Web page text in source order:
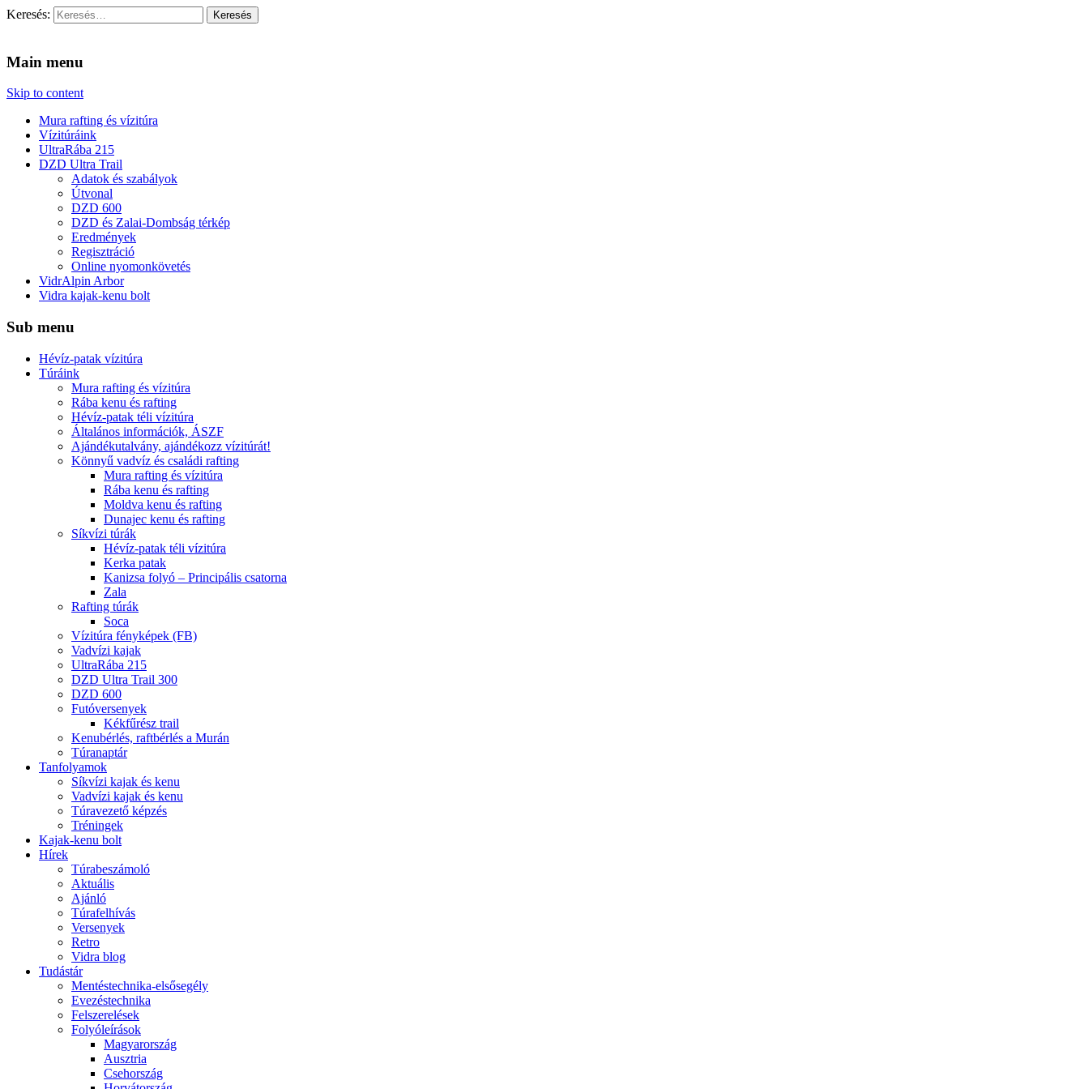
Keresés:
Main menu
Skip to content
Mura rafting és vízitúra
Vízitúráink
UltraRába 215
DZD Ultra Trail
Adatok és szabályok
Útvonal
DZD 600
DZD és Zalai-Dombság térkép
Eredmények
Regisztráció
Online nyomonkövetés
VidrAlpin Arbor
Vidra kajak-kenu bolt
Sub menu
Hévíz-patak vízitúra
Túráink
Mura rafting és vízitúra
Rába kenu és rafting
Hévíz-patak téli vízitúra
Általános információk, ÁSZF
Ajándékutalvány, ajándékozz vízitúrát!
Könnyű vadvíz és családi rafting
Mura rafting és vízitúra
Rába kenu és rafting
Moldva kenu és rafting
Dunajec kenu és rafting
Síkvízi túrák
Hévíz-patak téli vízitúra
Kerka patak
Kanizsa folyó – Principális csatorna
Zala
Rafting túrák
Soca
Vízitúra fényképek (FB)
Vadvízi kajak
UltraRába 215
DZD Ultra Trail 300
DZD 600
Futóversenyek
Kékfűrész trail
Kenubérlés, raftbérlés a Murán
Túranaptár
Tanfolyamok
Síkvízi kajak és kenu
Vadvízi kajak és kenu
Túravezető képzés
Tréningek
Kajak-kenu bolt
Hírek
Túrabeszámoló
Aktuális
Ajánló
Túrafelhívás
Versenyek
Retro
Vidra blog
Tudástár
Mentéstechnika-elsősegély
Evezéstechnika
Felszerelések
Folyóleírások
Magyarország
Ausztria
Csehország